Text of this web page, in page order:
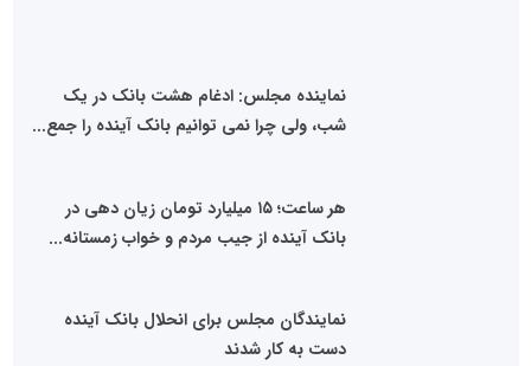
نماینده مجلس: ادغام هشت بانک در یک
شب، ولی چرا نمی توانیم بانک آینده را جمع...
هر ساعت؛ ۱۵ میلیارد تومان زیان دهی در
بانک آینده از جیب مردم و خواب زمستانه...
نمایندگان مجلس برای انحلال بانک آینده
دست به کار شدند